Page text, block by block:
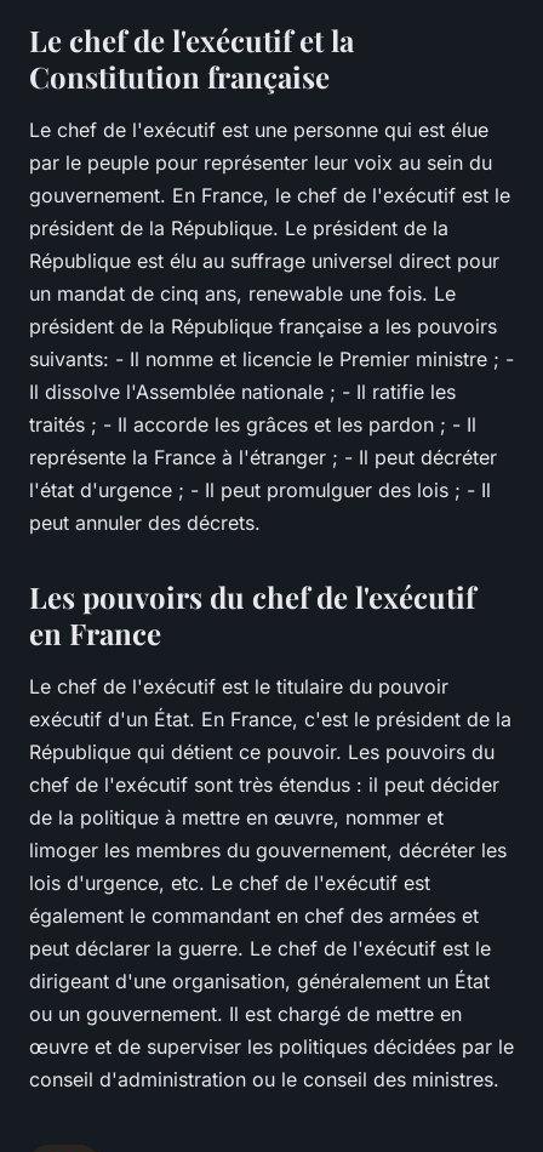
Le chef de l'exécutif et la
Constitution française
Le chef de l'exécutif est une personne qui est élue
par le peuple pour représenter leur voix au sein du
gouvernement. En France, le chef de l'exécutif est le
président de la République. Le président de la
République est élu au suffrage universel direct pour
un mandat de cinq ans, renewable une fois. Le
président de la République française a les pouvoirs
suivants: - Il nomme et licencie le Premier ministre ; -
Il dissolve l'Assemblée nationale ; - Il ratifie les
traités ; - Il accorde les grâces et les pardon ; - Il
représente la France à l'étranger ; - Il peut décréter
l'état d'urgence ; - Il peut promulguer des lois ; - Il
peut annuler des décrets.
Les pouvoirs du chef de l'exécutif
en France
Le chef de l'exécutif est le titulaire du pouvoir
exécutif d'un État. En France, c'est le président de la
République qui détient ce pouvoir. Les pouvoirs du
chef de l'exécutif sont très étendus : il peut décider
de la politique à mettre en œuvre, nommer et
limoger les membres du gouvernement, décréter les
lois d'urgence, etc. Le chef de l'exécutif est
également le commandant en chef des armées et
peut déclarer la guerre. Le chef de l'exécutif est le
dirigeant d'une organisation, généralement un État
ou un gouvernement. Il est chargé de mettre en
œuvre et de superviser les politiques décidées par le
conseil d'administration ou le conseil des ministres.